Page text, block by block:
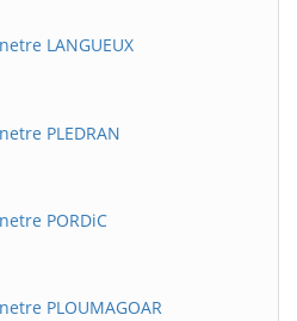
LANGUEUX
PLEDRAN
PORDiC
PLOUMAGOAR